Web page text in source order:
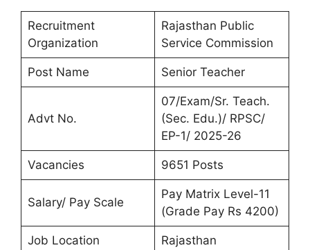
Recruitment
Organization
Rajasthan Public
Service Commission
Post Name Senior Teacher
Advt No.
07/Exam/Sr. Teach.
(Sec. Edu.)/ RPSC/
EP-1/ 2025-26
Vacancies 9651 Posts
Salary/ Pay Scale
Pay Matrix Level-11
(Grade Pay Rs 4200)
Job Location Rajasthan